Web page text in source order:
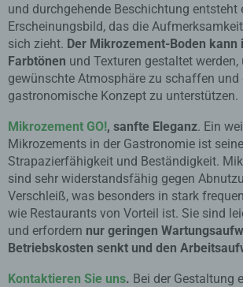
und durchgehende Beschichtung entsteht
Erscheinungsbild, das die
sich zieht. Der Mikrozement-Boden kann
Farbtönen und Texturen gestaltet werden,
gewünschte Atmosphäre zu schaffen und
gastronomische Konzept zu unterstützen.
Mikrozement GO!, sanfte Eleganz. Ein
Mikrozements in der Gastronomie ist seine
Strapazierfähigkeit und Beständigkeit.
sind sehr widerstandsfähig gegen
Verschleiß, was besonders in stark
wie Restaurants von Vorteil ist. Sie sind
und erfordern nur geringen
Betriebskosten senkt und den
Kontaktieren Sie uns. Bei der Gestaltung